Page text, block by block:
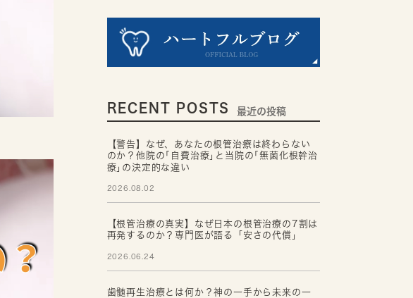
RECENT POSTS 最近の投稿
【警告】なぜ、あなたの根管治療は終わらない
のか？他院の｢自費治療｣と当院の｢無菌化根幹治
療｣の決定的な違い
2026.08.02
【根管治療の真実】なぜ日本の根管治療の7割は
再発するのか？専門医が語る「安さの代償」
2026.06.24
歯髄再生治療とは何か？神の一手から未来の一